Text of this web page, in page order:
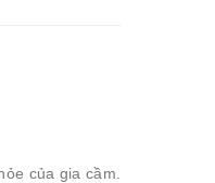
của gia cầm.